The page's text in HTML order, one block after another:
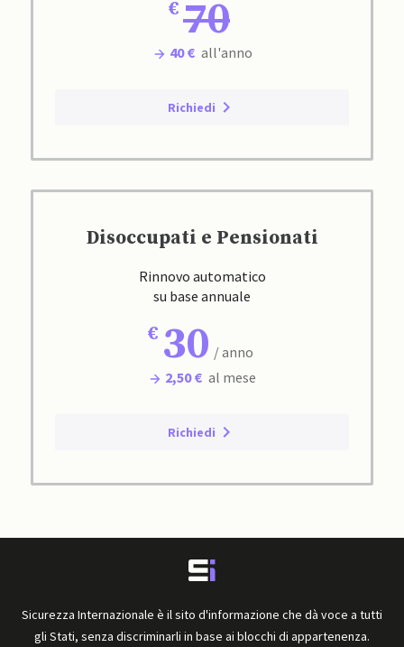
70
40 € all'anno
Richiedi
Disoccupati e Pensionati
Rinnovo automatico
su base annuale
30 / anno
2,50 € al mese
Richiedi
Sicurezza Internazionale è il sito d'informazione che dà voce a tutti
gli Stati, senza discriminarli in base ai blocchi di appartenenza.